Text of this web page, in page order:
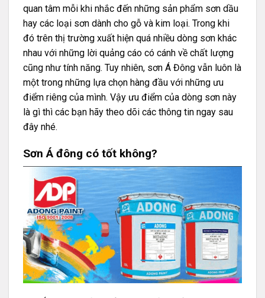
quan tâm mỗi khi nhắc đến những sản phẩm sơn dầu
hay các loại sơn dành cho gỗ và kim loại. Trong khi
đó trên thị trường xuất hiện quá nhiều dòng sơn khác
nhau với những lời quảng cáo có cánh về chất lượng
cũng như tính năng. Tuy nhiên, sơn Á Đông vẫn luôn là
một trong những lựa chọn hàng đầu với những ưu
điểm riêng của mình. Vậy ưu điểm của dòng sơn này
là gì thì các bạn hãy theo dõi các thông tin ngay sau
đây nhé.
Sơn Á đông có tốt không?